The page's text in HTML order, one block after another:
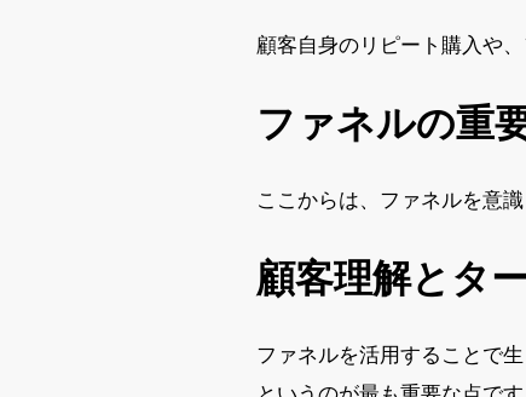
顧客自身のリピート購入や
ファネルの重
ここからは、ファネルを意
顧客理解とタ
ファネルを活用することで